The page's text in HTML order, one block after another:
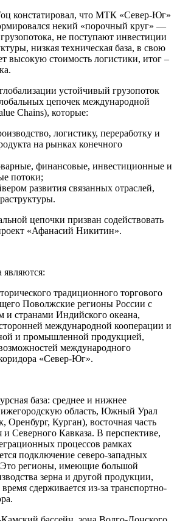
констатировал, что МТК «Север-Юг»
некий «порочный круг» —
не поступают инвестиции
низкая техническая база, в свою
высокую стоимость логистики, итог –
устойчивый грузопоток
цепочек международной
Chains), которые:
логистику, переработку и
на рынках конечного
финансовые, инвестиционные и
потоки;
развития связанных отраслей,
цепочки призван содействовать
«Афанасий Никитин».
являются:
традиционного торгового
Поволжские регионы России с
странами Индийского океана,
международной кооперации и
и промышленной продукцией,
международного
«Север-Юг».
база: среднее и нижнее
область, Южный Урал
Оренбург, Курган), восточная часть
и Северного Кавказа. В перспективе,
процессов рамках
подключение северо-западных
Это регионы, имеющие большой
зерна и другой продукции,
сдерживается из-за транспортно-